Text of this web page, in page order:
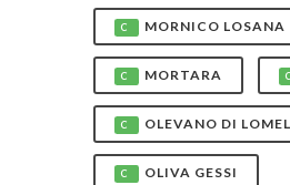
C MORNICO LOSANA
C MORTARA C
C OLEVANO DI
C OLIVA GESSI